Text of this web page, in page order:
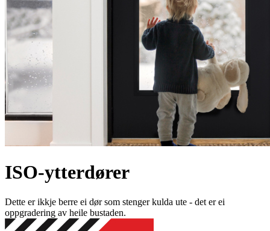
ISO-ytterdører
Dette er ikkje berre ei dør som stenger kulda ute - det er ei
oppgradering av heile bustaden.